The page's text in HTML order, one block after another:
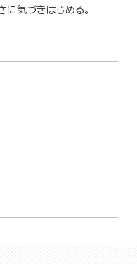
に気づきはじめる。